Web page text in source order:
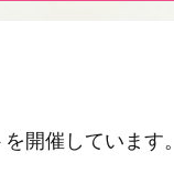
開催しています。